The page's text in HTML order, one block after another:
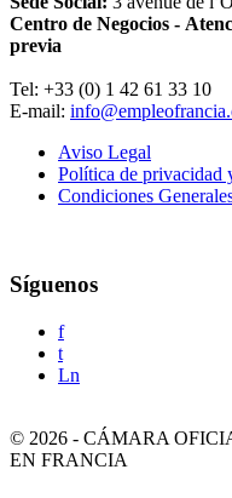
Centro de Negocios -
previa
Tel: +33 (0) 1 42 61 33 10
E-mail:
Aviso Legal
Política de privacidad
Condiciones
Síguenos
f
t
Ln
© 2026 - CÁMARA
EN FRANCIA